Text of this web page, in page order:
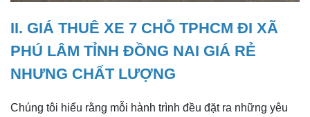
II. GIÁ THUÊ XE 7 CHỖ TPHCM ĐI XÃ
PHÚ LÂM TỈNH ĐỒNG NAI GIÁ RẺ
NHƯNG CHẤT LƯỢNG
Chúng tôi hiểu rằng mỗi hành trình đều đặt ra những yêu